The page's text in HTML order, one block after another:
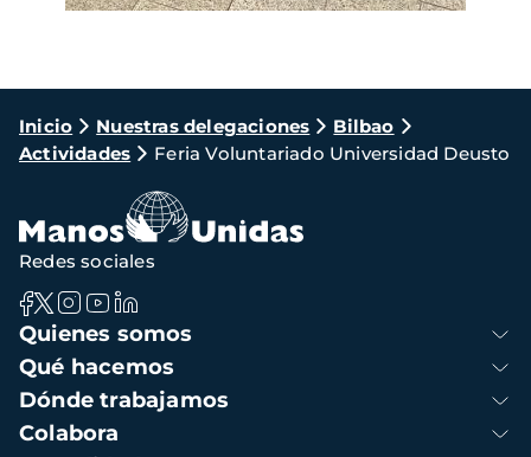
Ruta
de
navegación
Inicio Nuestras delegaciones
Bilbao
Actividades
Feria Voluntariado Universidad Deusto
Navegación
principal
Quienes somos
Qué hacemos
Dónde trabajamos
Colabora
Redes sociales